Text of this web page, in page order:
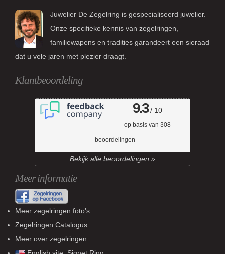
Juwelier De Zegelring is gespecialiseerd juwelier.
Onze specifieke kennis van zegelringen,
familiewapens en tradities garandeert een sieraad
dat u vele jaren met plezier draagt.
Klantbeoordeling
9.3/ 10
op basis van 308
beoordelingen
Bekijk alle beoordelingen »
Meer informatie
Meer zegelringen foto's
Zegelringen Catalogus
Meer over zegelringen